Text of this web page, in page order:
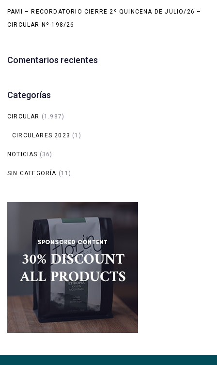
PAMI – RECORDATORIO CIERRE 2º QUINCENA DE JULIO/26 –
CIRCULAR Nº 198/26
Comentarios recientes
Categorías
CIRCULAR (1.987)
CIRCULARES 2023 (1)
NOTICIAS (36)
SIN CATEGORÍA (11)